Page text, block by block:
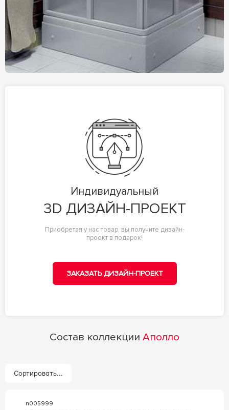
Индивидуальный
3D ДИЗАЙН-ПРОЕКТ
Приобретая у нас товар, вы получите дизайн-
проект в подарок!
ЗАКАЗАТЬ ДИЗАЙН-ПРОЕКТ
Состав коллекции Аполло
Сортировать...
n005999